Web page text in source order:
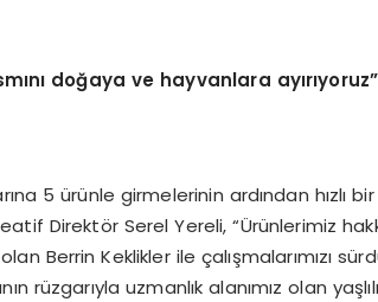
doğaya ve hayvanlara ayırıyoruz”
5 ürünle girmelerinin ardından hızlı
Direktör Serel Yereli, “Ürünlerimiz
Berrin Keklikler ile çalışmalarımızı
rüzgarıyla uzmanlık alanımız olan